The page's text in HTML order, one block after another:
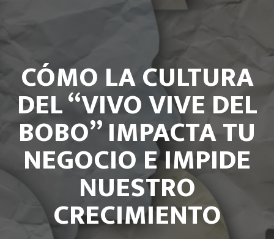
CÓMO LA CULTURA
DEL “VIVO VIVE DEL
BOBO” IMPACTA TU
NEGOCIO E IMPIDE
NUESTRO
CRECIMIENTO